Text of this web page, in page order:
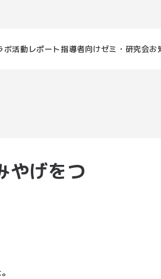
ボ活動レポート指導者向けゼミ・研究会お
やげをつ